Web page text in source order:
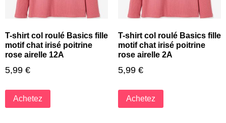
T-shirt col roulé Basics fille
motif chat irisé poitrine
rose airelle 12A
5,99 €
Achetez
T-shirt col roulé Basics fille
motif chat irisé poitrine
rose airelle 2A
5,99 €
Achetez